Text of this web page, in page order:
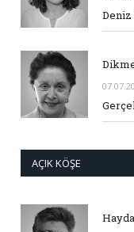
Deniz
AÇIK KÖŞE